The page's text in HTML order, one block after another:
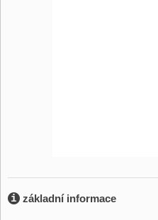
základní informace